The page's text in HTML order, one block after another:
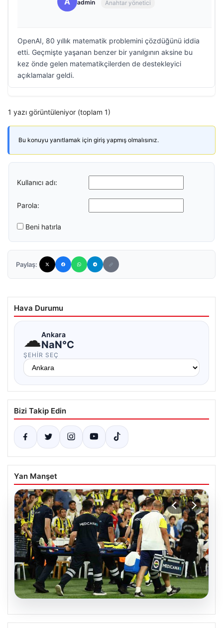
admin Anahtar yönetici
OpenAI, 80 yıllık matematik problemini çözdüğünü iddia
etti. Geçmişte yaşanan benzer bir yanılgının aksine bu
kez önde gelen matematikçilerden de destekleyici
açıklamalar geldi.
1 yazı görüntüleniyor (toplam 1)
Bu konuyu yanıtlamak için giriş yapmış olmalısınız.
Kullanıcı adı:
Parola:
Beni hatırla
Paylaş:
Hava Durumu
☁Ankara
NaN°C
ŞEHIR SEÇ
Bizi Takip Edin
Yan Manşet
05.08.2026